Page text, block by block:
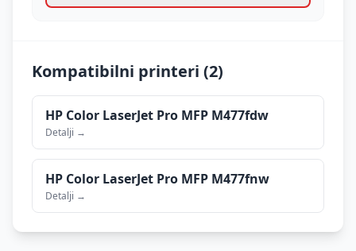
Kompatibilni printeri (2)
HP Color LaserJet Pro MFP M477fdw
Detalji →
HP Color LaserJet Pro MFP M477fnw
Detalji →